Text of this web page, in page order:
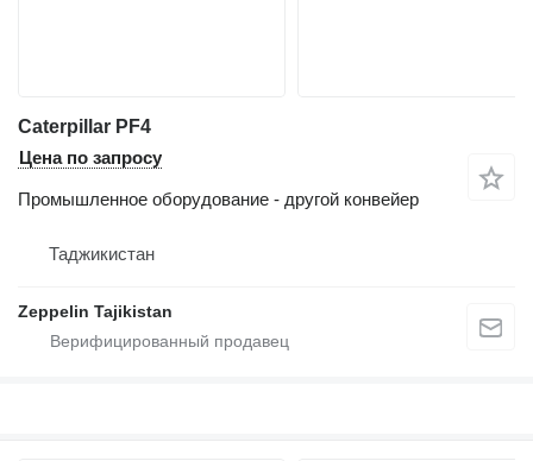
Caterpillar PF4
Цена по запросу
Промышленное оборудование - другой конвейер
Таджикистан
Zeppelin Tajikistan